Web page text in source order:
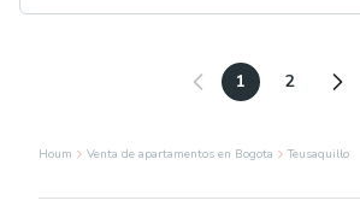
1 2
Houm Venta de apartamentos en Bogota Teusaquillo